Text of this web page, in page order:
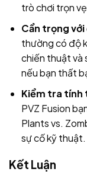
trò chơi trọn
Cẩn trọng với
thường có độ
chiến thuật và
nếu bạn thất
Kiểm tra
PVZ Fusion
Plants vs.
sự cố kỹ thuật.
Kết Luận